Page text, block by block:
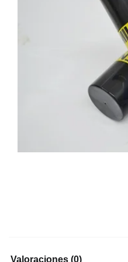
Valoraciones (0)